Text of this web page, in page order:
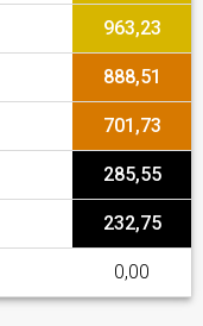
963,23
888,51
701,73
285,55
232,75
0,00